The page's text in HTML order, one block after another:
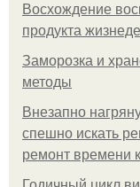
Восхождение
продукта
Заморозка и
методы
Внезапно
спешно искать
ремонт времени